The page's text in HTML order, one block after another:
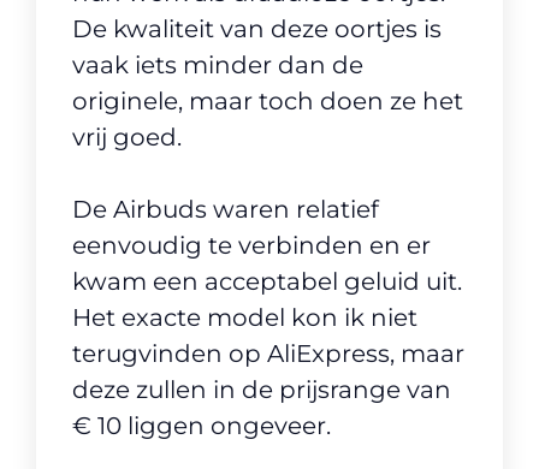
De kwaliteit van deze oortjes is
vaak iets minder dan de
originele, maar toch doen ze het
vrij goed.
De Airbuds waren relatief
eenvoudig te verbinden en er
kwam een acceptabel geluid uit.
Het exacte model kon ik niet
terugvinden op AliExpress, maar
deze zullen in de prijsrange van
€ 10 liggen ongeveer.